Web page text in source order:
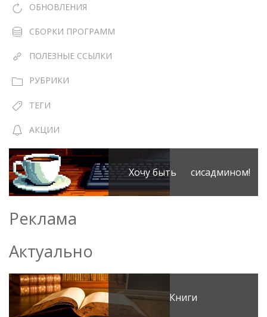
ОБНОВЛЕНИЯ
СБОРКИ ПРОГРАММ
ПОЛЕЗНЫЕ ССЫЛКИ
РУБРИКИ
ТЕГИ
АКЦИИ
Хочу быть сисадмином!
Реклама
Актуально
Книги